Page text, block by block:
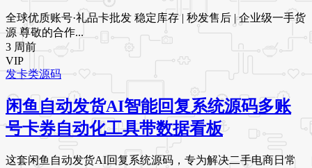
全球优质账号·礼品卡批发 稳定库存 | 秒发售后 | 企业级一手货
源 尊敬的合作...
3 周前
VIP
发卡类源码
闲鱼自动发货AI智能回复系统源码多账
号卡券自动化工具带数据看板
这套闲鱼自动发货AI回复系统源码，专为解决二手电商日常